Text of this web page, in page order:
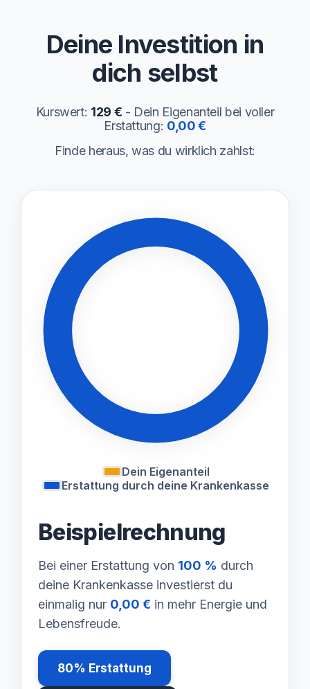
Deine Investition in
dich selbst
Kurswert: 129 € - Dein Eigenanteil bei voller
Erstattung: 0,00 €
Finde heraus, was du wirklich zahlst:
Dein Eigenanteil
Erstattung durch deine Krankenkasse
Beispielrechnung
Bei einer Erstattung von 100 % durch
deine Krankenkasse investierst du
einmalig nur 0,00 € in mehr Energie und
Lebensfreude.
80% Erstattung